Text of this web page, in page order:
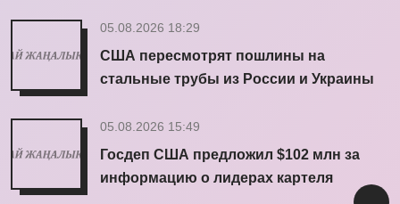
05.08.2026 18:29
США пересмотрят пошлины на
стальные трубы из России и Украины
05.08.2026 15:49
Госдеп США предложил $102 млн за
информацию о лидерах картеля